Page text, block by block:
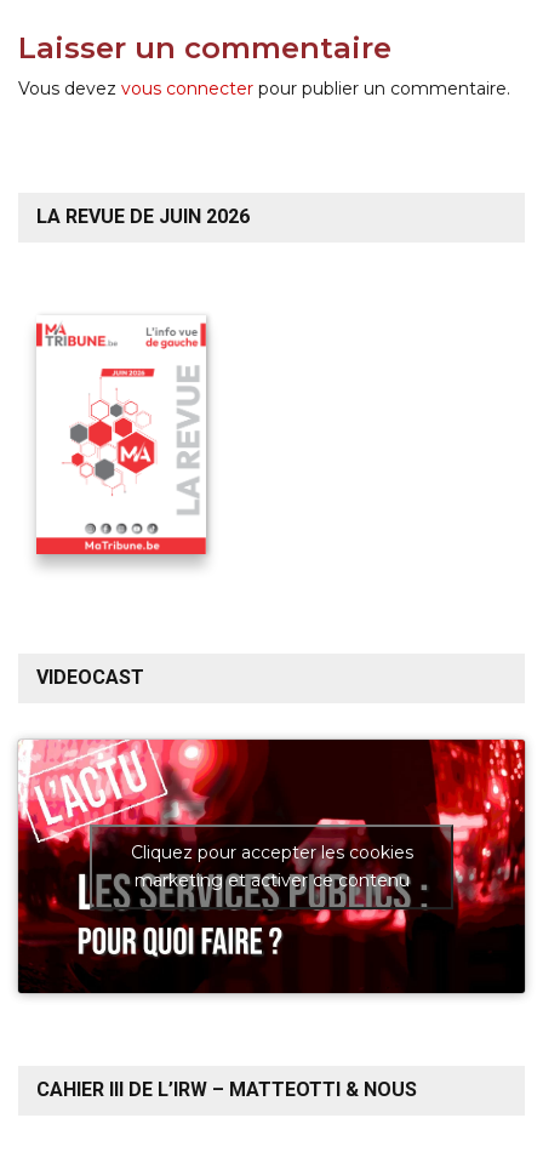
Laisser un commentaire
Vous devez vous connecter pour publier un commentaire.
LA REVUE DE JUIN 2026
VIDEOCAST
Cliquez pour accepter les cookies
marketing et activer ce contenu
CAHIER III DE L’IRW – MATTEOTTI & NOUS